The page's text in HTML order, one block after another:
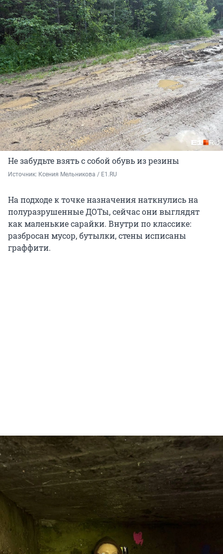
Не забудьте взять с собой обувь из резины
Источник: Ксения Мельникова / E1.RU
На подходе к точке назначения наткнулись на
полуразрушенные ДОТы, сейчас они выглядят
как маленькие сарайки. Внутри по классике:
разбросан мусор, бутылки, стены исписаны
граффити.